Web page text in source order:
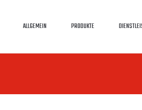
ALLGEMEIN PRODUKTE